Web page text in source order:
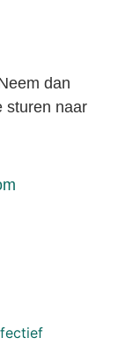
dan
sturen naar